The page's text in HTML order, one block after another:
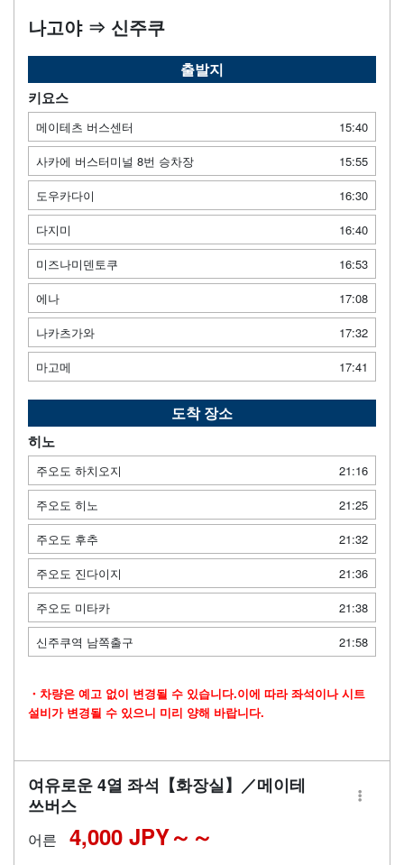
나고야 ⇒ 신주쿠
출발지
키요스
메이테츠 버스센터
15:40
사카에 버스터미널 8번 승차장
15:55
도우카다이
16:30
다지미
16:40
미즈나미덴토쿠
16:53
에나
17:08
나카츠가와
17:32
마고메
17:41
도착 장소
히노
주오도 하치오지
21:16
주오도 히노
21:25
주오도 후추
21:32
주오도 진다이지
21:36
주오도 미타카
21:38
신주쿠역 남쪽출구
21:58
・차량은 예고 없이 변경될 수 있습니다.이에 따라 좌석이나 시트
설비가 변경될 수 있으니 미리 양해 바랍니다.
여유로운 4열 좌석【화장실】／메이테
쓰버스
어른 4,000 JPY～